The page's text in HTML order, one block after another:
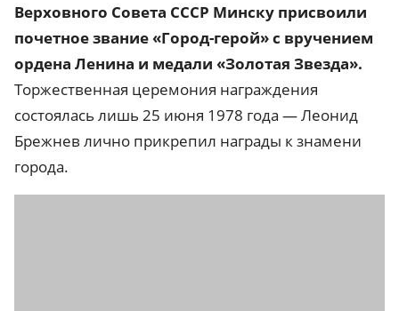
Верховного Совета СССР Минску присвоили
почетное звание «Город-герой» с вручением
ордена Ленина и медали «Золотая Звезда».
Торжественная церемония награждения
состоялась лишь 25 июня 1978 года — Леонид
Брежнев лично прикрепил награды к знамени
города.